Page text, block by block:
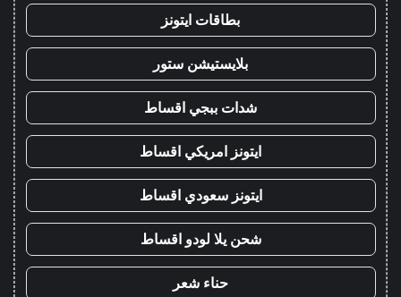
بطاقات ايتونز
بلايستيشن ستور
شدات ببجي اقساط
ايتونز امريكي اقساط
ايتونز سعودي اقساط
شحن يلا لودو اقساط
حناء شعر